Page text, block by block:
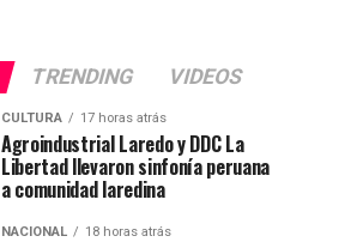
TRENDING VIDEOS
CULTURA 17 horas atrás
Agroindustrial Laredo y DDC La
Libertad llevaron sinfonía peruana
a comunidad laredina
NACIONAL 18 horas atrás